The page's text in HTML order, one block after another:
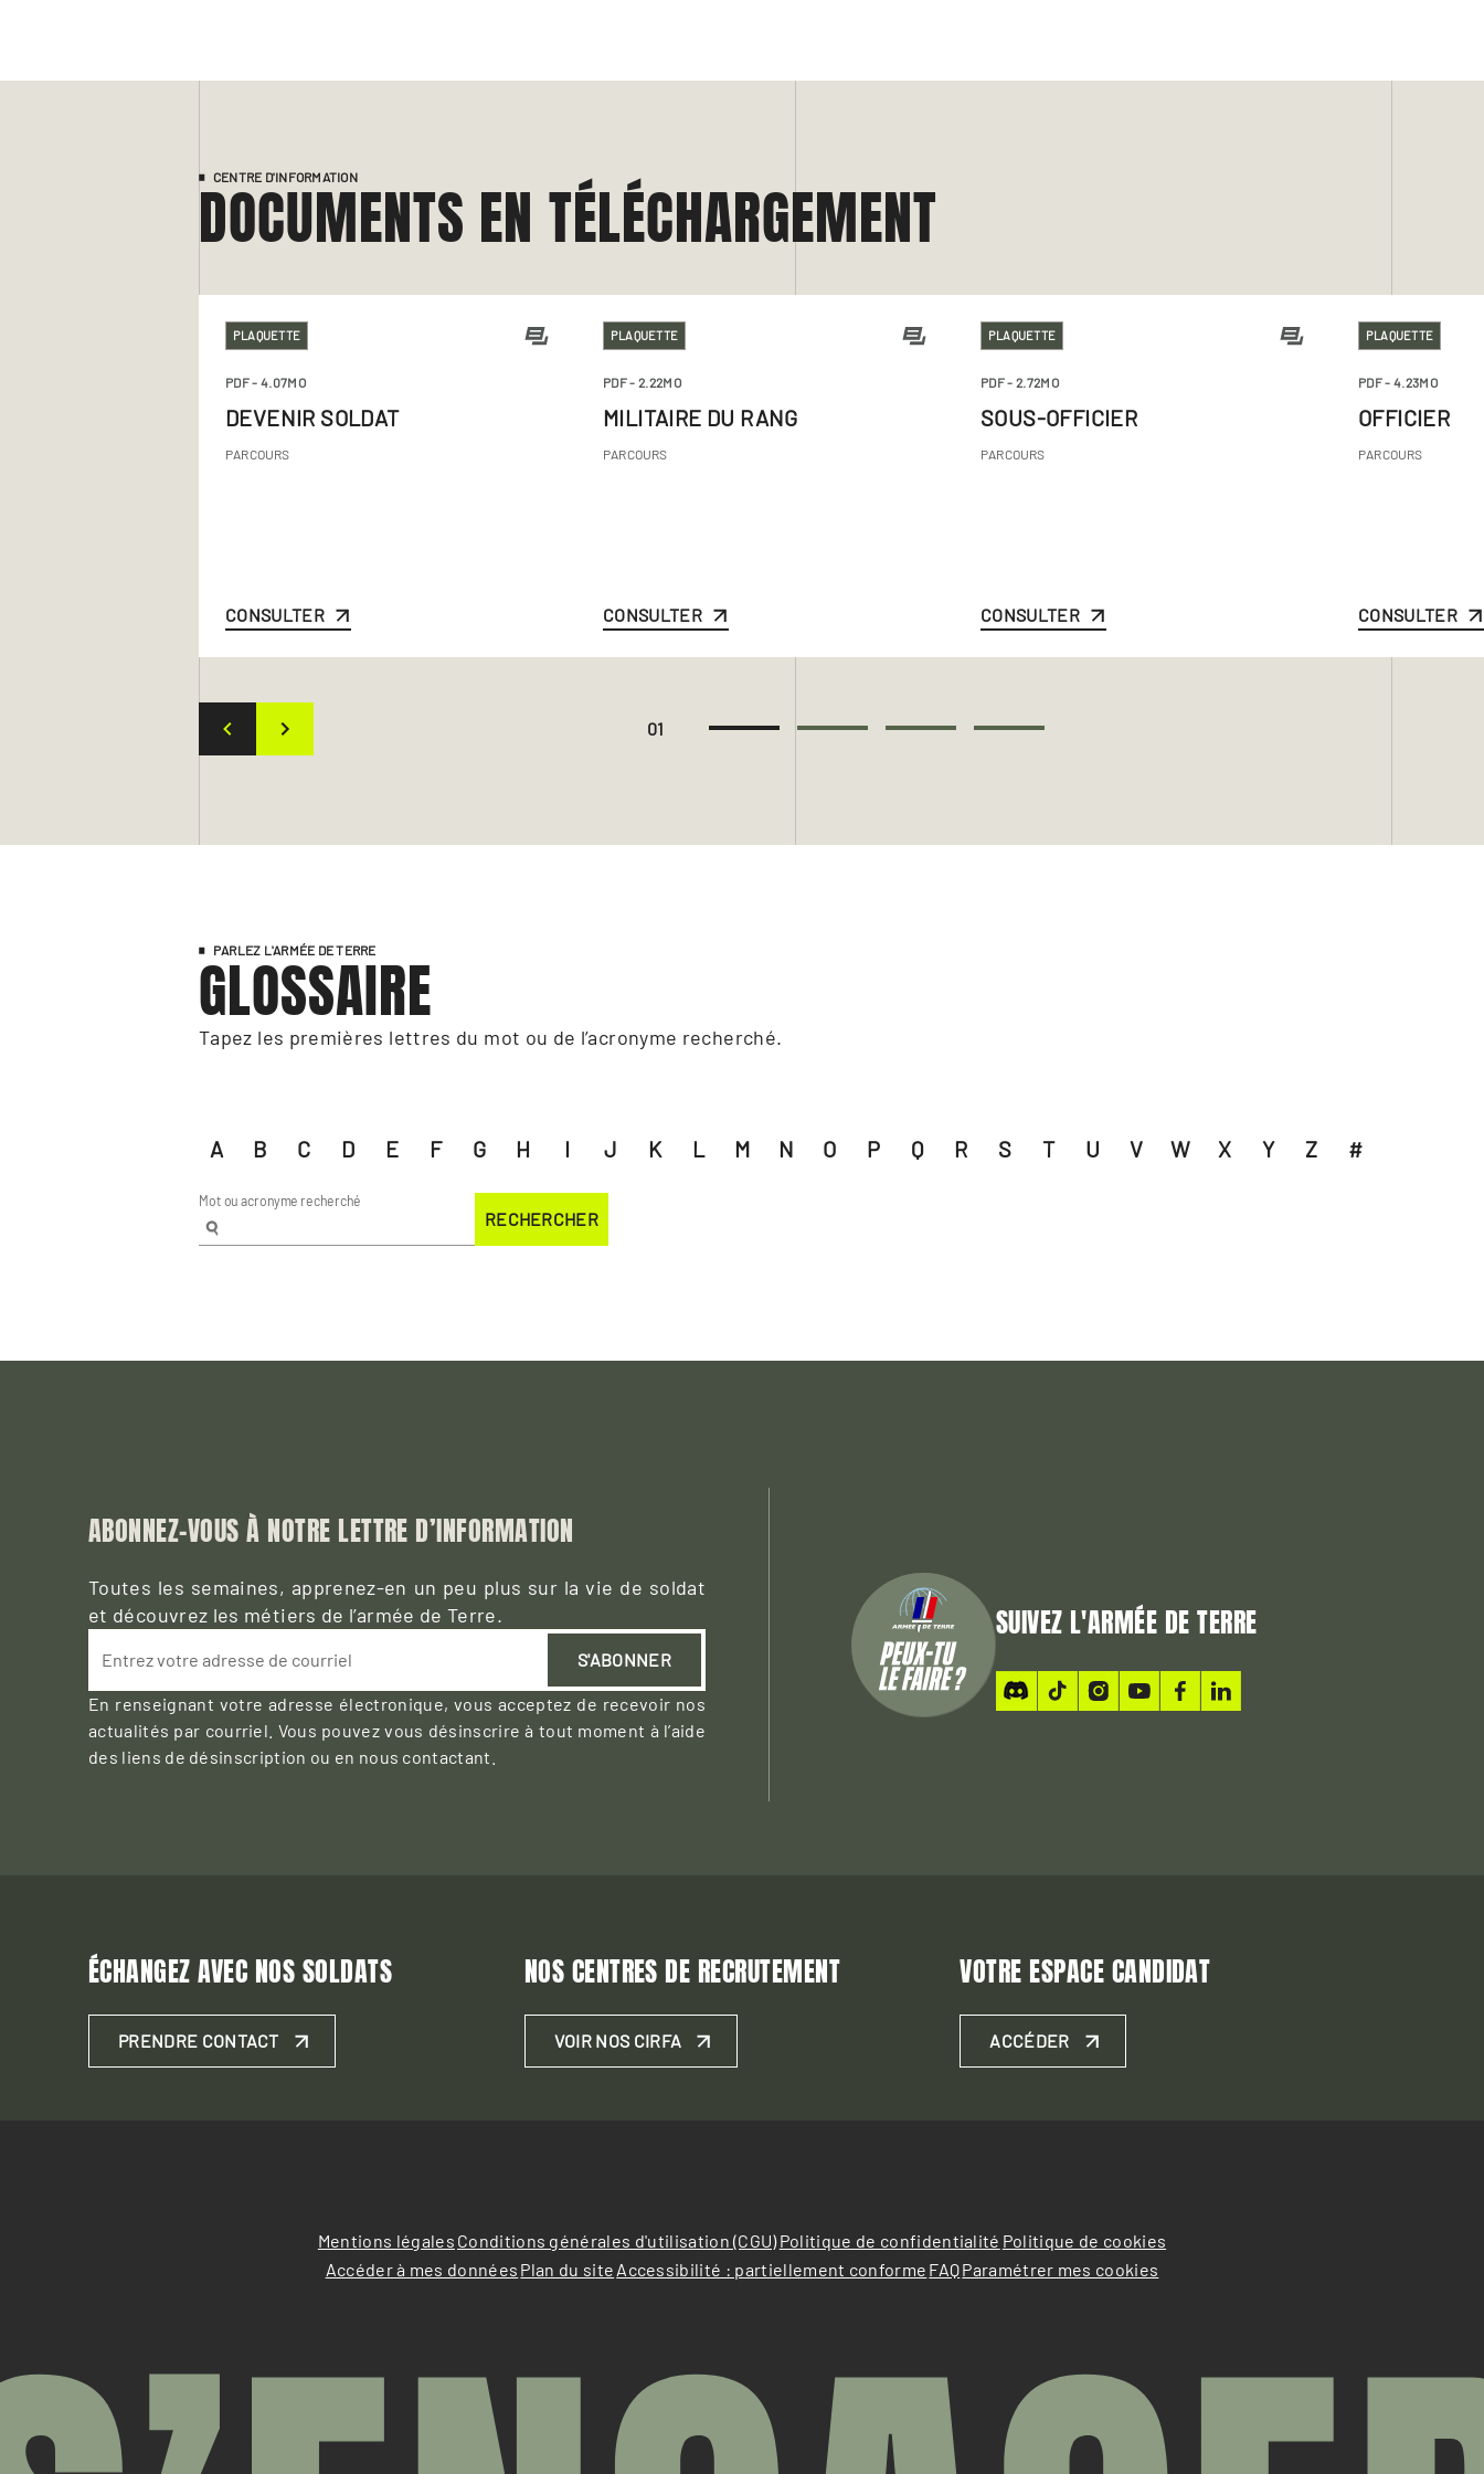
CENTRE D'INFORMATION
DOCUMENTS EN TÉLÉCHARGEMENT
PLAQUETTE
PDF- 4.07MO
DEVENIR SOLDAT
PARCOURS
CONSULTER
PLAQUETTE
PDF- 2.22MO
MILITAIRE DU RANG
PARCOURS
CONSULTER
PLAQUETTE
PDF- 2.72MO
SOUS-OFFICIER
PARCOURS
CONSULTER
PLAQUETTE
PDF- 4.23MO
OFFICIER
PARCOURS
CONSULTER
01
PARLEZ L'ARMÉE DE TERRE
GLOSSAIRE
Tapez les premières lettres du mot ou de l’acronyme recherché.
A B C D E F G H I J K L M N O P Q R S T U V W X Y Z #
Mot ou acronyme recherché
RECHERCHER
ABONNEZ-VOUS À NOTRE LETTRE D’INFORMATION
Toutes les semaines, apprenez-en un peu plus sur la vie de soldat
et découvrez les métiers de l’armée de Terre.
Entrez votre adresse de courriel S'ABONNER
En renseignant votre adresse électronique, vous acceptez de recevoir nos
actualités par courriel. Vous pouvez vous désinscrire à tout moment à l’aide
des liens de désinscription ou en nous contactant.
SUIVEZ L'ARMÉE DE TERRE
ÉCHANGEZ AVEC NOS SOLDATS
PRENDRE CONTACT
NOS CENTRES DE RECRUTEMENT
VOIR NOS CIRFA
VOTRE ESPACE CANDIDAT
ACCÉDER
Mentions légales Conditions générales d'utilisation (CGU)Politique de confidentialité Politique de cookies
Accéder à mes données Plan du site Accessibilité : partiellement conforme FAQParamétrer mes cookies